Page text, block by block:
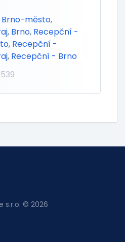
Brno-město,
, Brno, Recepční -
, Recepční -
, Recepční - Brno
s.r.o. © 2026